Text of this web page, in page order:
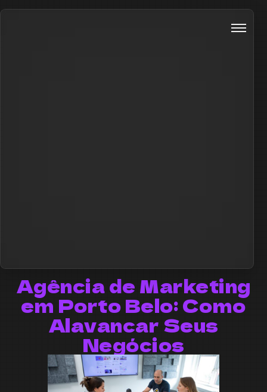
Agência de Marketing
em Porto Belo: Como
Alavancar Seus
Negócios